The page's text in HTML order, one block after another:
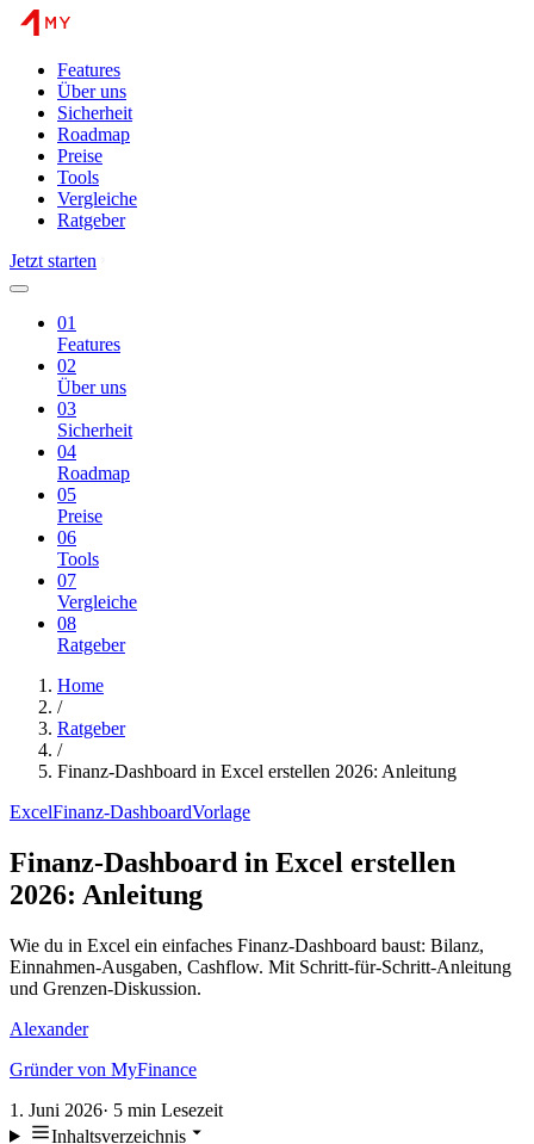
Features
Über uns
Sicherheit
Roadmap
Preise
Tools
Vergleiche
Ratgeber
Jetzt starten
01
Features
02
Über uns
03
Sicherheit
04
Roadmap
05
Preise
06
Tools
07
Vergleiche
08
Ratgeber
Home
/
Ratgeber
/
Finanz-Dashboard in Excel erstellen 2026: Anleitung
ExcelFinanz-DashboardVorlage
Finanz-Dashboard in Excel erstellen
2026: Anleitung
Wie du in Excel ein einfaches Finanz-Dashboard baust: Bilanz,
Einnahmen-Ausgaben, Cashflow. Mit Schritt-für-Schritt-Anleitung
und Grenzen-Diskussion.
Alexander
Gründer von MyFinance
1. Juni 2026· 5 min Lesezeit
Inhaltsverzeichnis